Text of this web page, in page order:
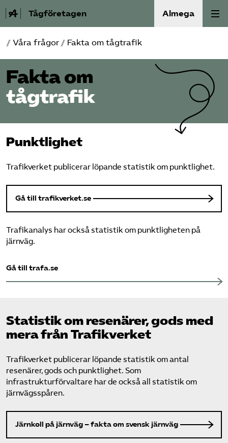
Tågföretagen Almega
Aktuellt
Reformagenda för järnvägen
Våra frågor
Kontakt
Mina sidor (almega.se)
Bli medlem
/ Våra frågor / Fakta om tågtrafik
Fakta om
tågtrafik
Punktlighet
Trafikverket publicerar löpande statistik om punktlighet.
Gå till trafikverket.se
Trafikanalys har också statistik om punktligheten på
järnväg.
Gå till trafa.se
Statistik om resenärer, gods med
mera från Trafikverket
Trafikverket publicerar löpande statistik om antal
resenärer, gods och punktlighet. Som
infrastrukturförvaltare har de också all statistik om
järnvägsspåren.
Järnkoll på järnväg – fakta om svensk järnväg